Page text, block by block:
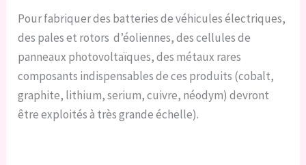
Pour fabriquer des batteries de véhicules électriques,
des pales et rotors d’éoliennes, des cellules de
panneaux photovoltaïques, des métaux rares
composants indispensables de ces produits (cobalt,
graphite, lithium, serium, cuivre, néodym) devront
être exploités à très grande échelle).